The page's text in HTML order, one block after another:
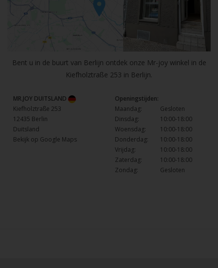
Bent u in de buurt van Berlijn ontdek onze Mr-joy winkel in de
Kiefholztraße 253 in Berlijn.
MR.JOY DUITSLAND
Kiefholztraße 253
12435 Berlin
Duitsland
Bekijk op Google Maps
Openingstijden:
Maandag:
Gesloten
Dinsdag:
10:00-18:00
Woensdag:
10:00-18:00
Donderdag:
10:00-18:00
Vrijdag:
10:00-18:00
Zaterdag:
10:00-18:00
Zondag:
Gesloten